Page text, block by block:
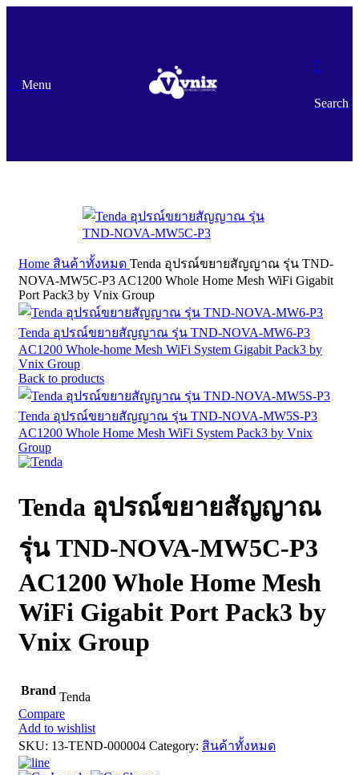
Menu
Search
Home สินค้าทั้งหมด Tenda อุปรณ์ขยายสัญญาณ รุ่น TND-
NOVA-MW5C-P3 AC1200 Whole Home Mesh WiFi Gigabit
Port Pack3 by Vnix Group
Tenda อุปรณ์ขยายสัญญาณ รุ่น TND-NOVA-MW6-P3
AC1200 Whole-home Mesh WiFi System Gigabit Pack3 by
Vnix Group
Back to products
Tenda อุปรณ์ขยายสัญญาณ รุ่น TND-NOVA-MW5S-P3
AC1200 Whole Home Mesh WiFi System Pack3 by Vnix
Group
Tenda อุปรณ์ขยายสัญญาณ
รุ่น TND-NOVA-MW5C-P3
AC1200 Whole Home Mesh
WiFi Gigabit Port Pack3 by
Vnix Group
Brand Tenda
Compare
Add to wishlist
SKU: 13-TEND-000004 Category: สินค้าทั้งหมด